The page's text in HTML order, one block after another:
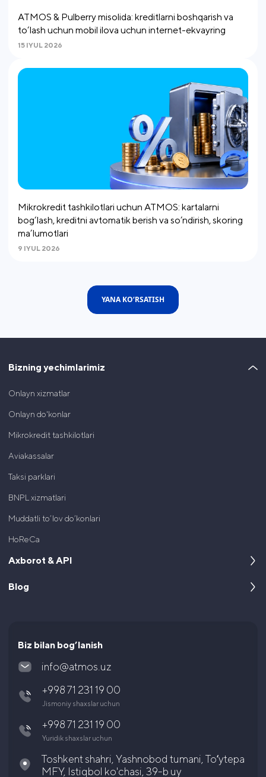
ATMOS & Pulberry misolida: kreditlarni boshqarish va
to‘lash uchun mobil ilova uchun internet-ekvayring
15 IYUL 2026
Mikrokredit tashkilotlari uchun ATMOS: kartalarni
bog‘lash, kreditni avtomatik berish va so’ndirish, skoring
ma’lumotlari
9 IYUL 2026
YANA KO‘RSATISH
Bizning yechimlarimiz
Onlayn xizmatlar
Onlayn do'konlar
Mikrokredit tashkilotlari
Aviakassalar
Taksi parklari
BNPL xizmatlari
Muddatli to’lov do’konlari
HoReCa
Axborot & API
Kompaniya haqida
Ko’p uchraydigan savollar
Yuridik hujjatlar
Aksiyador va investorlarga
Blog
Biz bilan bog’lanish
info@atmos.uz
+998 71 231 19 00
Jismoniy shaxslar uchun
+998 71 231 19 00
Yuridik shaxslar uchun
Toshkent shahri, Yashnobod tumani, Toʻytepa
MFY, Istiqbol ko'chasi, 39-b uy